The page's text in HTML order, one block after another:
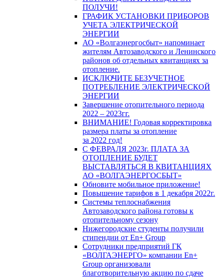
ПОЛУЧИ!
ГРАФИК УСТАНОВКИ ПРИБОРОВ
УЧЕТА ЭЛЕКТРИЧЕСКОЙ
ЭНЕРГИИ
АО «Волгаэнергосбыт» напоминает
жителям Автозаводского и Ленинского
районов об отдельных квитанциях за
отопление.
ИСКЛЮЧИТЕ БЕЗУЧЕТНОЕ
ПОТРЕБЛЕНИЕ ЭЛЕКТРИЧЕСКОЙ
ЭНЕРГИИ
Завершение отопительного периода
2022 – 2023гг.
ВНИМАНИЕ! Годовая корректировка
размера платы за отопление
за 2022 год!
С ФЕВРАЛЯ 2023г. ПЛАТА ЗА
ОТОПЛЕНИЕ БУДЕТ
ВЫСТАВЛЯТЬСЯ В КВИТАНЦИЯХ
АО «ВОЛГАЭНЕРГОСБЫТ»
Обновите мобильное приложение!
Повышение тарифов в 1 декабря 2022г.
Системы теплоснабжения
Автозаводского района готовы к
отопительному сезону
Нижегородские студенты получили
стипендии от En+ Group
Сотрудники предприятий ГК
«ВОЛГАЭНЕРГО» компании En+
Group организовали
благотворительную акцию по сдаче